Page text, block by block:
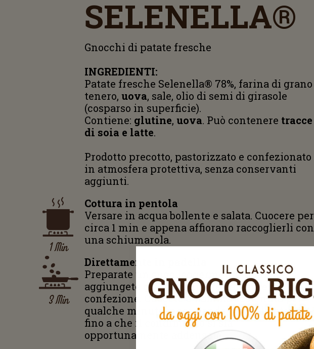
SELENELLA®
Gnocchi di patate fresche
INGREDIENTI:
Patate fresche Selenella® 78%, farina di grano
tenero, uova, sale, olio di semi di girasole
(cosparso in superficie).
Contiene: glutine, uova. Può contenere tracce
di soia e latte.
Prodotto precotto, pastorizzato e confezionato
in atmosfera protettiva, senza conservanti
aggiunti.
Cottura in pentola
Versare in acqua bollente e salata. Cuocere per
circa 1 min e appena affiorano raccoglierli con
una schiumarola.
1 Min
Direttamente in padella
Preparate un sugo leggermente liquido e
aggiungete gli gnocchi direttamente dalla
confezione. Cuocete a fiamma sostenuta per
qualche minuto mescolando con delicatezza
fino a che il condimento si sia
opportunamente addensato.
3 Min